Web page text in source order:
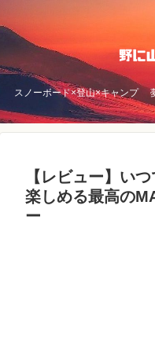
スノーボード×登山×キャンプ
【レビュー】い
楽しめる最高の
ー